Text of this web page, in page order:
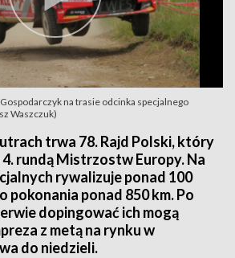
na trasie odcinka specjalnego
Waszczuk)
trwa 78. Rajd Polski, który
rundą Mistrzostw Europy. Na
rywalizuje ponad 100
pokonania ponad 850 km. Po
dopingować ich mogą
z metą na rynku w
do niedzieli.